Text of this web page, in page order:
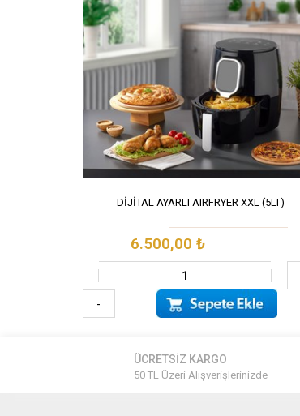
DİJİTAL AYARLI AIRFRYER XXL (5LT)
6.500,00 ₺
-
ÜCRETSİZ KARGO
50 TL Üzeri Alışverişlerinizde